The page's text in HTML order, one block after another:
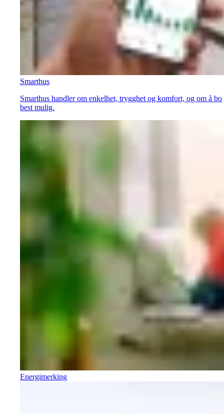
Smarthus
Smarthus handler om enkelhet, trygghet og komfort, og om å bo
best mulig.
Energimerking